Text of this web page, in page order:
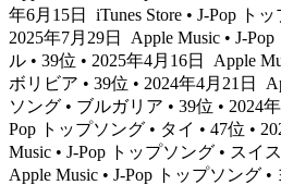
年6月15日
iTunes Store • J-Pop ト
2025年7月29日
Apple Music • J-
ル • 39位 • 2025年4月16日
Apple
ボリビア • 39位 • 2024年4月21日
ソング • ブルガリア • 39位 • 2024
Pop トップソング • タイ • 47位 •
Music • J-Pop トップソング • スイ
Apple Music • J-Pop トップソング •